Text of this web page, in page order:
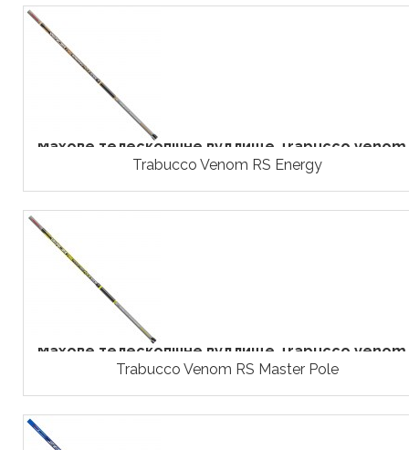
Махове телескопічне вудлище Trabucco
Trabucco Venom RS Energy
Махове телескопічне вудлище Trabucco
Trabucco Venom RS Master Pole